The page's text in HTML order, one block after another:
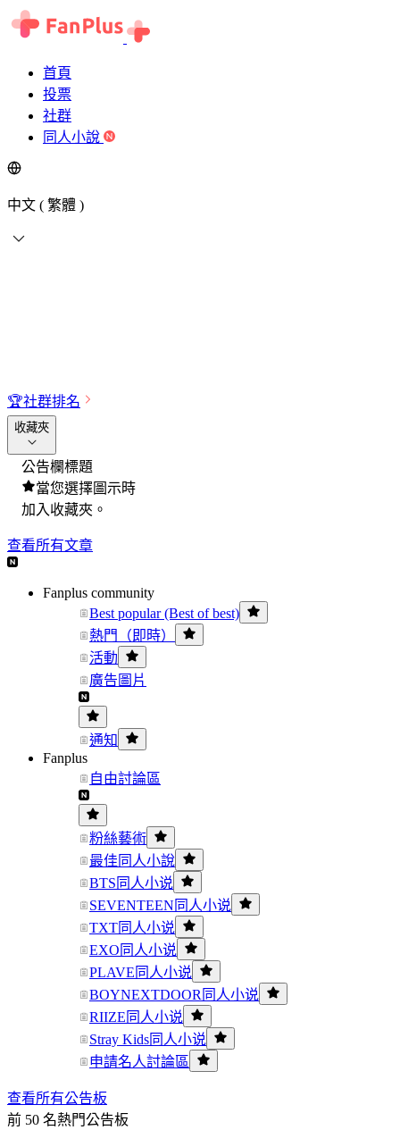
首頁
投票
社群
同人小說
中文 ( 繁體 )
🏆社群排名
收藏夾
公告欄標題
當您選擇圖示時
加入收藏夾。
查看所有文章
Fanplus community
Best popular (Best of best)
熱門（即時）
活動
廣告圖片
通知
Fanplus
自由討論區
粉絲藝術
最佳同人小說
BTS同人小说
SEVENTEEN同人小说
TXT同人小说
EXO同人小说
PLAVE同人小说
BOYNEXTDOOR同人小说
RIIZE同人小说
Stray Kids同人小说
申請名人討論區
查看所有公告板
前 50 名熱門公告板